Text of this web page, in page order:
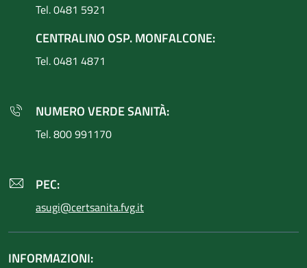
Tel. 0481 5921
CENTRALINO OSP. MONFALCONE:
Tel. 0481 4871
NUMERO VERDE SANITÀ:
Tel. 800 991170
PEC:
asugi@certsanita.fvg.it
INFORMAZIONI: